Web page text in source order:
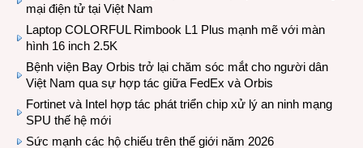
mại điện tử tại Việt Nam
Laptop COLORFUL Rimbook L1 Plus mạnh mẽ với màn
hình 16 inch 2.5K
Bệnh viện Bay Orbis trở lại chăm sóc mắt cho người dân
Việt Nam qua sự hợp tác giữa FedEx và Orbis
Fortinet và Intel hợp tác phát triển chip xử lý an ninh mạng
SPU thế hệ mới
Sức mạnh các hộ chiếu trên thế giới năm 2026